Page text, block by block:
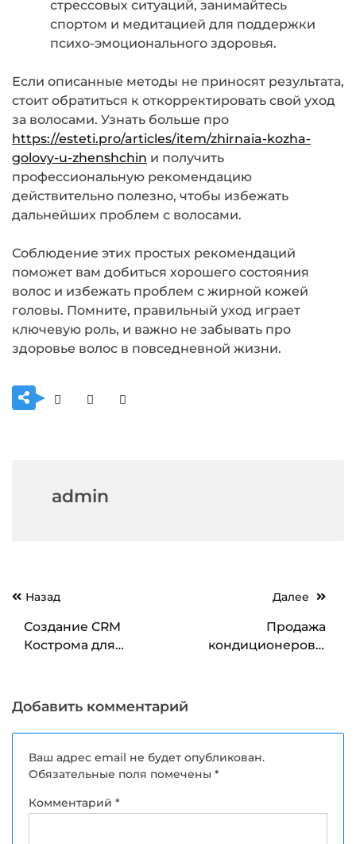
стрессовых ситуаций, занимайтесь
спортом и медитацией для поддержки
психо-эмоционального здоровья.
Если описанные методы не приносят результата,
стоит обратиться к откорректировать свой уход
за волосами. Узнать больше про
https://esteti.pro/articles/item/zhirnaia-kozha-
golovy-u-zhenshchin и получить
профессиональную рекомендацию
действительно полезно, чтобы избежать
дальнейших проблем с волосами.
Соблюдение этих простых рекомендаций
поможет вам добиться хорошего состояния
волос и избежать проблем с жирной кожей
головы. Помните, правильный уход играет
ключевую роль, и важно не забывать про
здоровье волос в повседневной жизни.
admin
Навигация
записям
Назад
Создание CRM
Кострома для
Далее
Продажа
кондиционеров с
Добавить комментарий
Ваш адрес email не будет опубликован.
Обязательные поля помечены *
Комментарий *